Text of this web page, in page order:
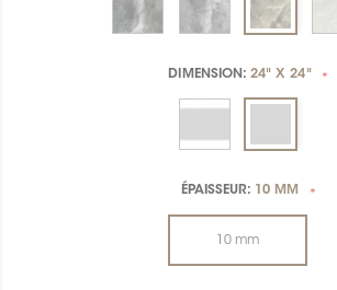
DIMENSION:24" X 24" *
ÉPAISSEUR: 10 MM *
10 mm